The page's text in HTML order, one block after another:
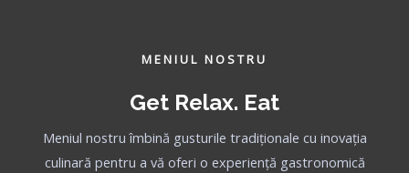
MENIUL NOSTRU
Get Relax. Eat
Meniul nostru îmbină gusturile tradiționale cu inovația
culinară pentru a vă oferi o experiență gastronomică